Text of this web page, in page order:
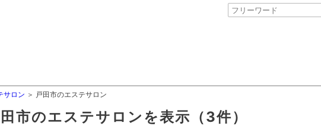
サロン 戸田市のエステサロン
市のエステサロン を表示 （3件）